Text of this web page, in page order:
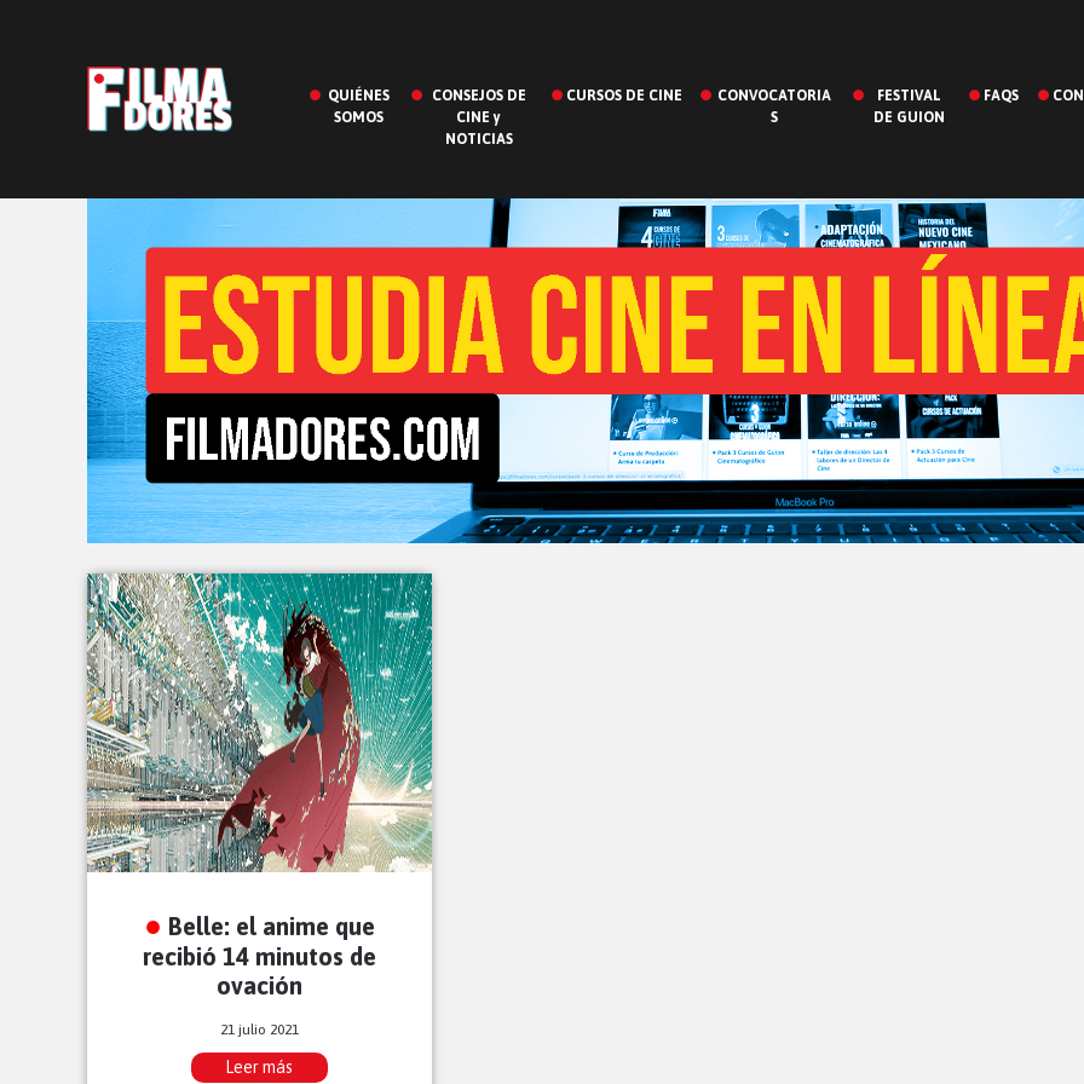
QUIÉNES
SOMOS
CONSEJOS DE
CINE y
NOTICIAS
CURSOS DE CINE
CONVOCATORIA
S
FESTIVAL
DE GUION
FAQS
Belle: el anime que
recibió 14 minutos de
ovación
21 julio 2021
Leer más